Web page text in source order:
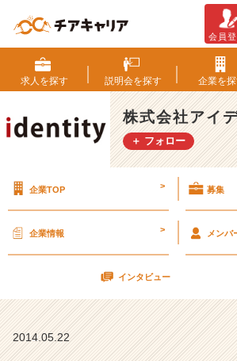
数
会
社
説
明
会
6
【株
式
会員
求人を探す 説明会を探す 企業を
株式会社アイ
＋ フォロー
企業TOP > 募集
企業情報 > メンバ
インタビュー
2014.05.22